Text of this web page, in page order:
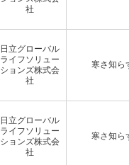
社
日立グローバル
ライフソリュー
ションズ株式会
社
寒さ知ら
日立グローバル
ライフソリュー
ションズ株式会
社
寒さ知ら